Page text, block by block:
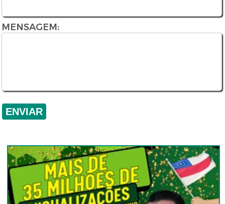
MENSAGEM: